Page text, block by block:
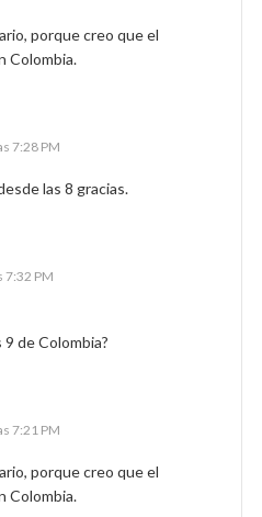
porque creo que el
Colombia.
7:28 PM
las 8 gracias.
7:32 PM
9 de Colombia?
7:21 PM
porque creo que el
Colombia.